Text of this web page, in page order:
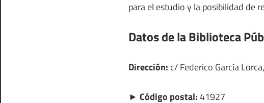
para el estudio y la posibilidad de
Datos de la Biblioteca
Dirección: c/ Federico García
► Código postal:41927